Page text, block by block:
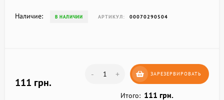
Наличие: В НАЛИЧИИ АРТИКУЛ: 00070290504
111 грн.
- + ЗАРЕЗЕРВИРОВАТЬ
Итого: 111 грн.